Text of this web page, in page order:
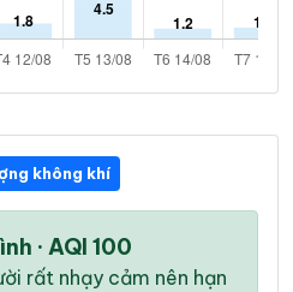
không khí
· AQI 100
rất nhạy cảm nên hạn